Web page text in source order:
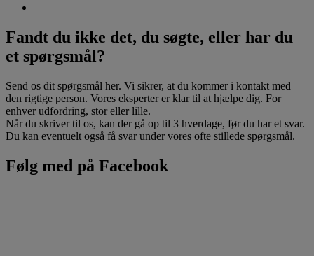
Fandt du ikke det, du søgte, eller har du
et spørgsmål?
Send os dit spørgsmål her. Vi sikrer, at du kommer i kontakt med
den rigtige person. Vores eksperter er klar til at hjælpe dig. For
enhver udfordring, stor eller lille.
Når du skriver til os, kan der gå op til 3 hverdage, før du har et svar.
Du kan eventuelt også få svar under vores ofte stillede spørgsmål.
Følg med på Facebook